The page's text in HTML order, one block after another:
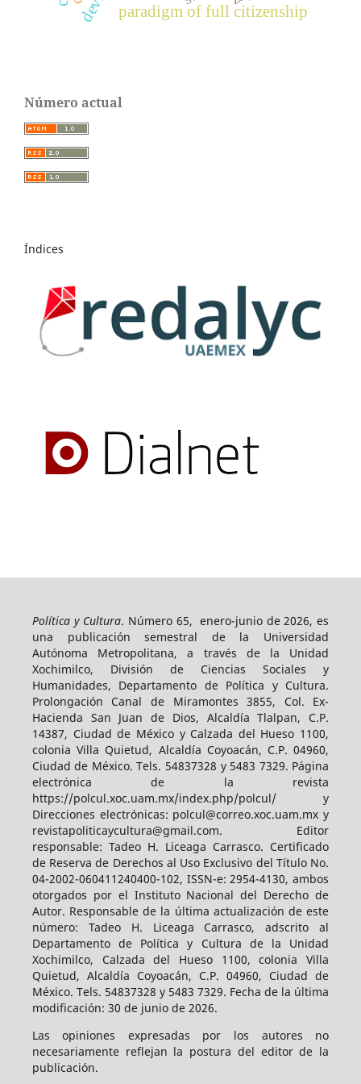
paradigm of full citizenship
Número actual
Índices
Política y Cultura. Número 65, enero-junio de 2026, es
una publicación semestral de la Universidad
Autónoma Metropolitana, a través de la Unidad
Xochimilco, División de Ciencias Sociales y
Humanidades, Departamento de Política y Cultura.
Prolongación Canal de Miramontes 3855, Col. Ex-
Hacienda San Juan de Dios, Alcaldía Tlalpan, C.P.
14387, Ciudad de México y Calzada del Hueso 1100,
colonia Villa Quietud, Alcaldía Coyoacán, C.P. 04960,
Ciudad de México. Tels. 54837328 y 5483 7329. Página
electrónica de la revista
https://polcul.xoc.uam.mx/index.php/polcul/ y
Direcciones electrónicas: polcul@correo.xoc.uam.mx y
revistapoliticaycultura@gmail.com. Editor
responsable: Tadeo H. Liceaga Carrasco. Certificado
de Reserva de Derechos al Uso Exclusivo del Título No.
04-2002-060411240400-102, ISSN-e: 2954-4130, ambos
otorgados por el Instituto Nacional del Derecho de
Autor. Responsable de la última actualización de este
número: Tadeo H. Liceaga Carrasco, adscrito al
Departamento de Política y Cultura de la Unidad
Xochimilco, Calzada del Hueso 1100, colonia Villa
Quietud, Alcaldía Coyoacán, C.P. 04960, Ciudad de
México. Tels. 54837328 y 5483 7329. Fecha de la última
modificación: 30 de junio de 2026.
Las opiniones expresadas por los autores no
necesariamente reflejan la postura del editor de la
publicación.